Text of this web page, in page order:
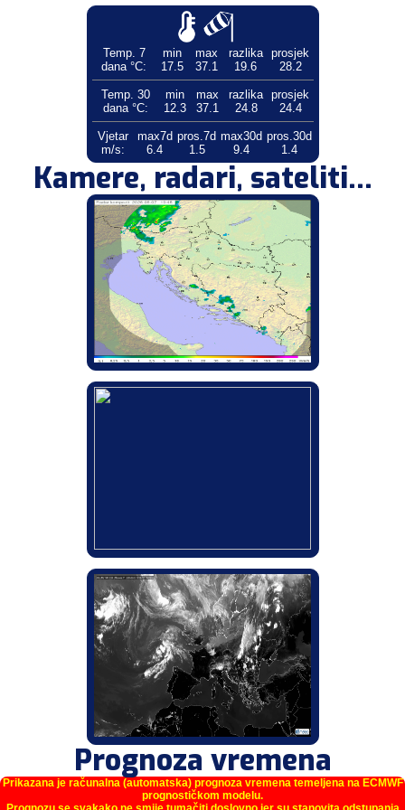
Temp. 7
dana °C:
min
17.5
max
37.1
razlika
19.6
prosjek
28.2
Temp. 30
dana °C:
min
12.3
max
37.1
razlika
24.8
prosjek
24.4
Vjetar
m/s:
max7d
6.4
pros.7d
1.5
max30d
9.4
pros.30d
1.4
Kamere, radari, sateliti...
Prognoza vremena
Prikazana je računalna (automatska) prognoza vremena temeljena na ECMWF
prognostičkom modelu.